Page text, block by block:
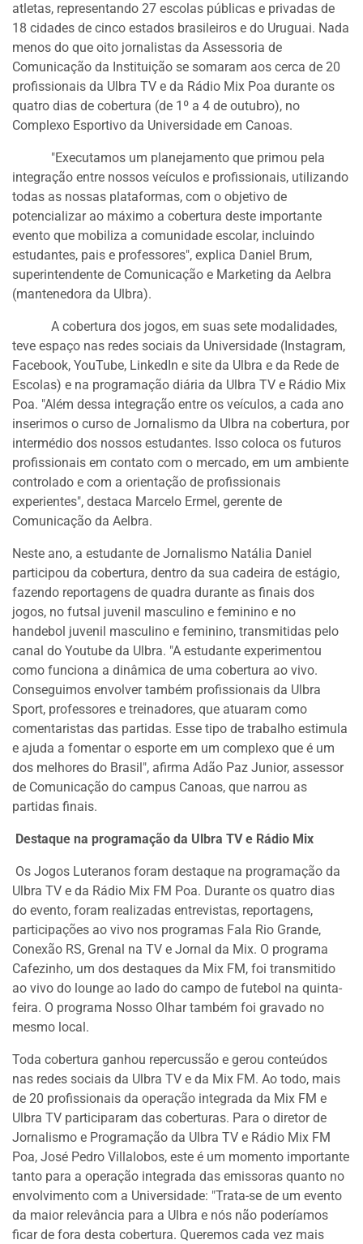
atletas, representando 27 escolas públicas e privadas de
18 cidades de cinco estados brasileiros e do Uruguai. Nada
menos do que oito jornalistas da Assessoria de
Comunicação da Instituição se somaram aos cerca de 20
profissionais da Ulbra TV e da Rádio Mix Poa durante os
quatro dias de cobertura (de 1º a 4 de outubro), no
Complexo Esportivo da Universidade em Canoas.
"Executamos um planejamento que primou pela
integração entre nossos veículos e profissionais, utilizando
todas as nossas plataformas, com o objetivo de
potencializar ao máximo a cobertura deste importante
evento que mobiliza a comunidade escolar, incluindo
estudantes, pais e professores", explica Daniel Brum,
superintendente de Comunicação e Marketing da Aelbra
(mantenedora da Ulbra).
A cobertura dos jogos, em suas sete modalidades,
teve espaço nas redes sociais da Universidade (Instagram,
Facebook, YouTube, LinkedIn e site da Ulbra e da Rede de
Escolas) e na programação diária da Ulbra TV e Rádio Mix
Poa. "Além dessa integração entre os veículos, a cada ano
inserimos o curso de Jornalismo da Ulbra na cobertura, por
intermédio dos nossos estudantes. Isso coloca os futuros
profissionais em contato com o mercado, em um ambiente
controlado e com a orientação de profissionais
experientes", destaca Marcelo Ermel, gerente de
Comunicação da Aelbra.
Neste ano, a estudante de Jornalismo Natália Daniel
participou da cobertura, dentro da sua cadeira de estágio,
fazendo reportagens de quadra durante as finais dos
jogos, no futsal juvenil masculino e feminino e no
handebol juvenil masculino e feminino, transmitidas pelo
canal do Youtube da Ulbra. "A estudante experimentou
como funciona a dinâmica de uma cobertura ao vivo.
Conseguimos envolver também profissionais da Ulbra
Sport, professores e treinadores, que atuaram como
comentaristas das partidas. Esse tipo de trabalho estimula
e ajuda a fomentar o esporte em um complexo que é um
dos melhores do Brasil", afirma Adão Paz Junior, assessor
de Comunicação do campus Canoas, que narrou as
partidas finais.
Destaque na programação da Ulbra TV e Rádio Mix
Os Jogos Luteranos foram destaque na programação da
Ulbra TV e da Rádio Mix FM Poa. Durante os quatro dias
do evento, foram realizadas entrevistas, reportagens,
participações ao vivo nos programas Fala Rio Grande,
Conexão RS, Grenal na TV e Jornal da Mix. O programa
Cafezinho, um dos destaques da Mix FM, foi transmitido
ao vivo do lounge ao lado do campo de futebol na quinta-
feira. O programa Nosso Olhar também foi gravado no
mesmo local.
Toda cobertura ganhou repercussão e gerou conteúdos
nas redes sociais da Ulbra TV e da Mix FM. Ao todo, mais
de 20 profissionais da operação integrada da Mix FM e
Ulbra TV participaram das coberturas. Para o diretor de
Jornalismo e Programação da Ulbra TV e Rádio Mix FM
Poa, José Pedro Villalobos, este é um momento importante
tanto para a operação integrada das emissoras quanto no
envolvimento com a Universidade: "Trata-se de um evento
da maior relevância para a Ulbra e nós não poderíamos
ficar de fora desta cobertura. Queremos cada vez mais